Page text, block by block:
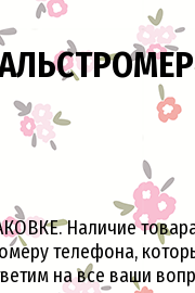
Наличие
телефона,
на все ваши